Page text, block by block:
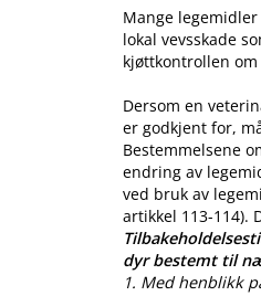
Mange
lokal vevsskade
kjøttkontrollen
Dersom en
er godkjent for,
Bestemmelsene
endring av
ved bruk av
artikkel 113-114).
dyr bestemt til
1. Med henblikk